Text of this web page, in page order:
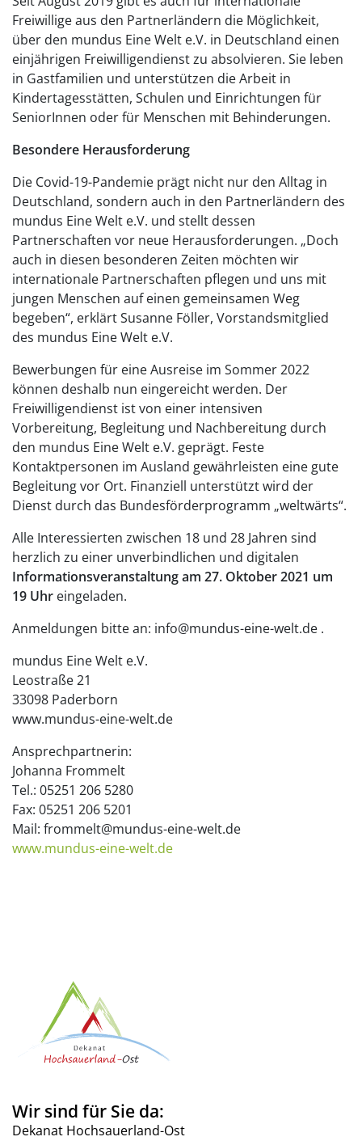
Freiwillige aus den Partnerländern die Möglichkeit,
über den mundus Eine Welt e.V. in Deutschland einen
einjährigen Freiwilligendienst zu absolvieren. Sie leben
in Gastfamilien und unterstützen die Arbeit in
Kindertagesstätten, Schulen und Einrichtungen für
SeniorInnen oder für Menschen mit Behinderungen.
Besondere Herausforderung
Die Covid-19-Pandemie prägt nicht nur den Alltag in
Deutschland, sondern auch in den Partnerländern des
mundus Eine Welt e.V. und stellt dessen
Partnerschaften vor neue Herausforderungen. „Doch
auch in diesen besonderen Zeiten möchten wir
internationale Partnerschaften pflegen und uns mit
jungen Menschen auf einen gemeinsamen Weg
begeben“, erklärt Susanne Föller, Vorstandsmitglied
des mundus Eine Welt e.V.
Bewerbungen für eine Ausreise im Sommer 2022
können deshalb nun eingereicht werden. Der
Freiwilligendienst ist von einer intensiven
Vorbereitung, Begleitung und Nachbereitung durch
den mundus Eine Welt e.V. geprägt. Feste
Kontaktpersonen im Ausland gewährleisten eine gute
Begleitung vor Ort. Finanziell unterstützt wird der
Dienst durch das Bundesförderprogramm „weltwärts“.
Alle Interessierten zwischen 18 und 28 Jahren sind
herzlich zu einer unverbindlichen und digitalen
Informationsveranstaltung am 27. Oktober 2021 um
19 Uhr eingeladen.
Anmeldungen bitte an: info@mundus-eine-welt.de .
mundus Eine Welt e.V.
Leostraße 21
33098 Paderborn
www.mundus-eine-welt.de
Ansprechpartnerin:
Johanna Frommelt
Tel.: 05251 206 5280
Fax: 05251 206 5201
Mail: frommelt@mundus-eine-welt.de
www.mundus-eine-welt.de
Wir sind für Sie da:
Dekanat Hochsauerland-Ost